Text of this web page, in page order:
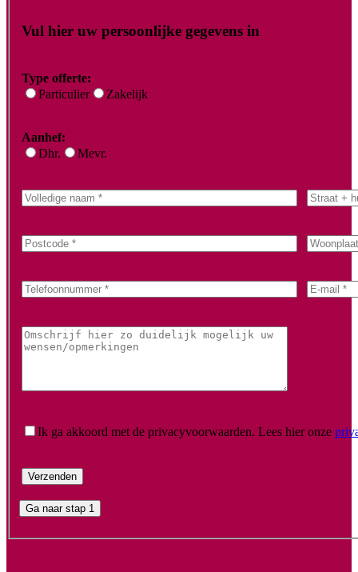
Vul hier uw persoonlijke gegevens in
Type offerte:
Particulier
Zakelijk
Aanhef:
Dhr.
Mevr.
Ik ga akkoord met de privacyvoorwaarden. Lees hier onze
Ga naar stap 1